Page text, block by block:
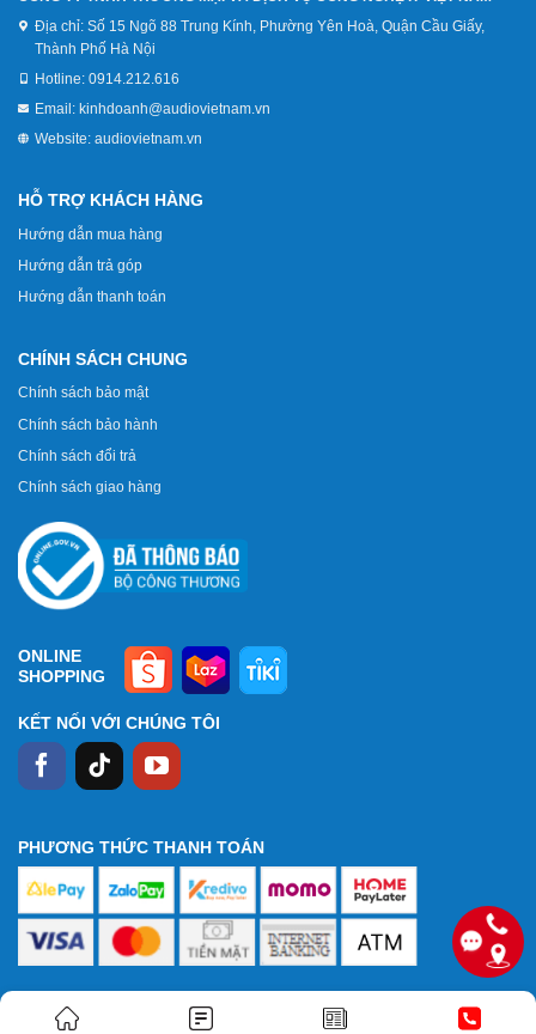
Địa chỉ: Số 15 Ngõ 88 Trung Kính, Phường Yên Hoà, Quận Cầu Giấy,
Thành Phố Hà Nội
Hotline: 0914.212.616
Email: kinhdoanh@audiovietnam.vn
Website: audiovietnam.vn
HỖ TRỢ KHÁCH HÀNG
Hướng dẫn mua hàng
Hướng dẫn trả góp
Hướng dẫn thanh toán
CHÍNH SÁCH CHUNG
Chính sách bảo mật
Chính sách bảo hành
Chính sách đổi trả
Chính sách giao hàng
ONLINE
SHOPPING
KẾT NỐI VỚI CHÚNG TÔI
PHƯƠNG THỨC THANH TOÁN